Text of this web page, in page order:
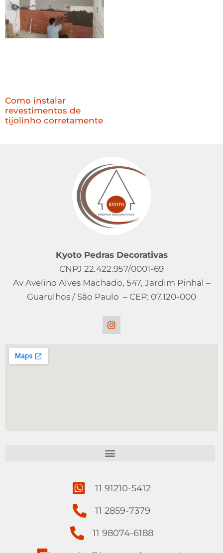
Como instalar
revestimentos de
tijolinho corretamente
Kyoto Pedras Decorativas
CNPJ 22.422.957/0001-69
Av Avelino Alves Machado, 547, Jardim Pinhal –
Guarulhos / São Paulo – CEP: 07.120-000
11 91210-5412
11 2859-7379
11 98074-6188